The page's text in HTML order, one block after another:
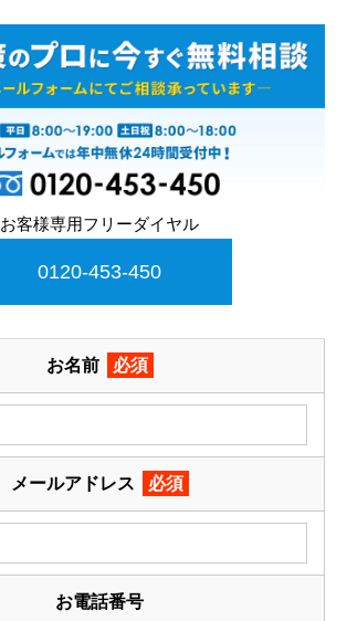
お客様専用フリーダイヤル
0120-453-450
お名前 必須
メールアドレス 必須
お電話番号